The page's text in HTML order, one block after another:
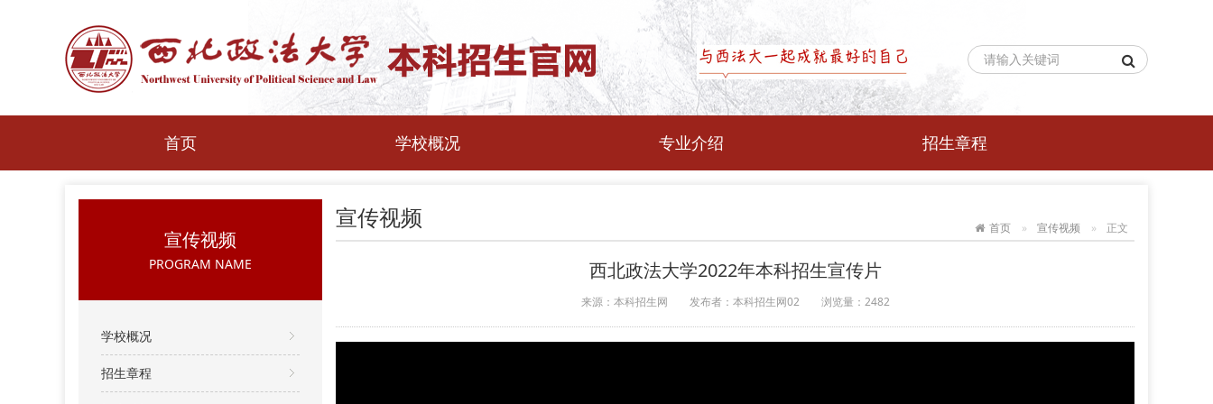
首页 学校概况 专业介绍 招生章程
宣传视频
PROGRAM NAME
学校概况
招生章程
首页 宣传视频 正文
宣传视频
西北政法大学2022年本科招生宣传片
来源：本科招生网 发布者：本科招生网02 浏览量： 2482